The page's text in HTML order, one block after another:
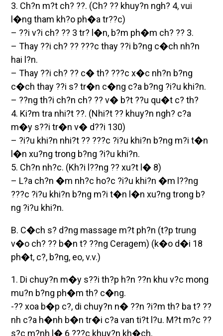
3. Ch?n m?t ch? ??. (Ch? ?? khuy?n ngh? 4, vui
l�ng tham kh?o ph�a tr??c)
– ??i v?i ch? ?? 3 tr? l�n, b?m ph�m ch? ?? 3.
– Thay ??i ch? ?? ???c thay ??i b?ng c�ch nh?n
hai l?n.
– Thay ??i ch? ?? c� th? ???c x�c nh?n b?ng
c�ch thay ??i s? tr�n c�ng c?a b?ng ?i?u khi?n.
– ??ng th?i ch?n ch? ?? v� b?t ??u qu�t c? th?
4. Ki?m tra nhi?t ??. (Nhi?t ?? khuy?n ngh? c?a
m�y s??i tr�n v� d??i 130)
– ?i?u khi?n nhi?t ?? ???c ?i?u khi?n b?ng m?i t�n
l�n xu?ng trong b?ng ?i?u khi?n.
5. Ch?n nh?c. (Kh?i l??ng ?? xu?t l� 8)
– L?a ch?n �m nh?c ho?c ?i?u khi?n �m l??ng
???c ?i?u khi?n b?ng m?i t�n l�n xu?ng trong b?
ng ?i?u khi?n.
B. C�ch s? d?ng massage m?t ph?n (t?p trung
v�o ch? ?? b�n t? ??ng Ceragem) (k�o d�i 18
ph�t, c?, b?ng, eo, v.v.)
1. Di chuy?n m�y s??i th?p h?n ??n khu v?c mong
mu?n b?ng ph�m th? c�ng.
-?? xoa b�p c?, di chuy?n n� ??n ?i?m th? ba t? ??
nh c?a h�nh b�n tr�i c?a van ti?t l?u. M?t m?c ??
s?c m?nh l� 6 ???c khuy?n kh�ch.